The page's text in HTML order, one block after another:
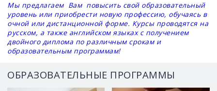
Мы предлагаем Вам повысить свой образовательный
уровень или приобрести новую профессию, обучаясь в
очной или дистанционной форме. Курсы проводятся на
русском, а также английском языках с получением
двойного диплома по различным срокам и
образовательным программам!
ОБРАЗОВАТЕЛЬНЫЕ ПРОГРАММЫ